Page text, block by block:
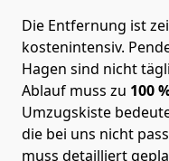
Die Entfernung ist
kostenintensiv.
Hagen sind nicht
Ablauf muss zu 100
Umzugskiste
die bei uns nicht
muss detailliert